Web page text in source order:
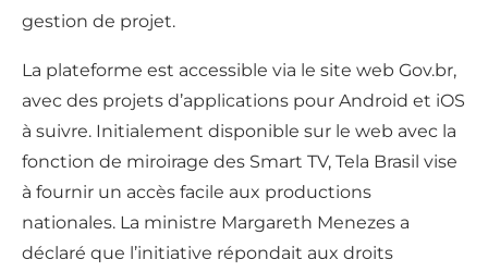
gestion de projet.
La plateforme est accessible via le site web Gov.br,
avec des projets d’applications pour Android et iOS
à suivre. Initialement disponible sur le web avec la
fonction de miroirage des Smart TV, Tela Brasil vise
à fournir un accès facile aux productions
nationales. La ministre Margareth Menezes a
déclaré que l’initiative répondait aux droits